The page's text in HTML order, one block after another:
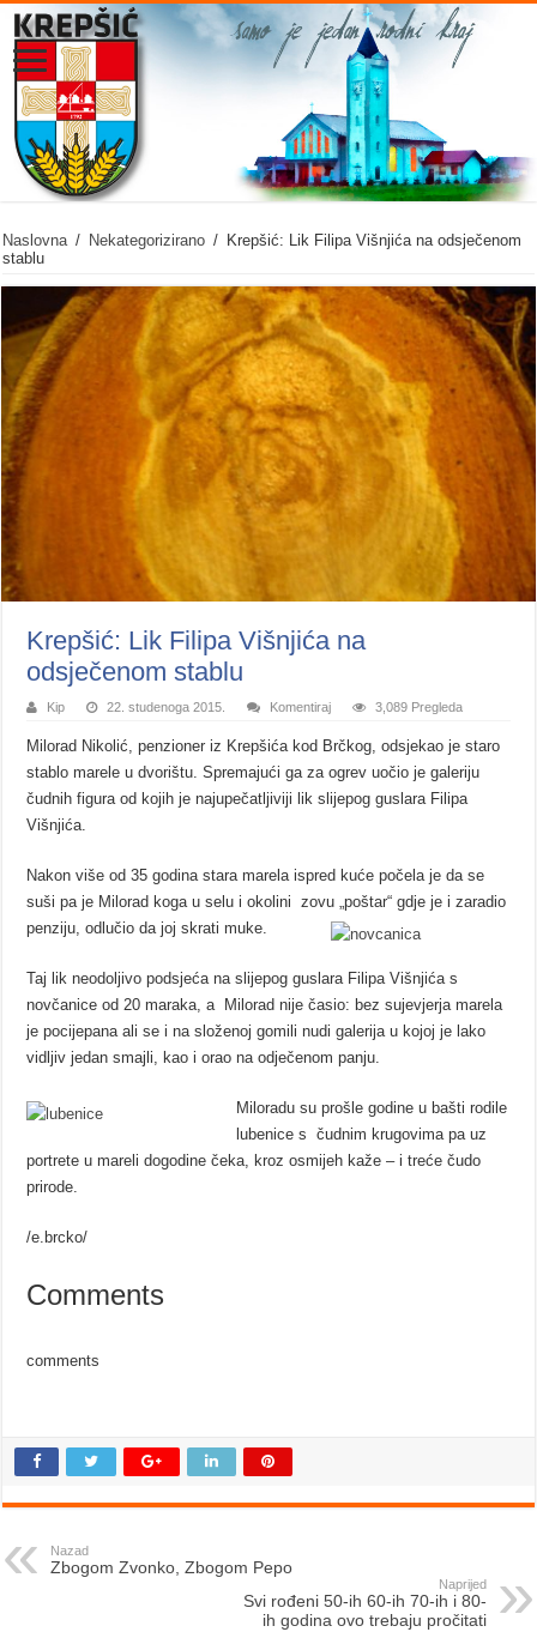
Naslovna / Nekategorizirano / Krepšić: Lik Filipa Višnjića na odsječenom
stablu
Krepšić: Lik Filipa Višnjića na
odsječenom stablu
Kip 22. studenoga 2015. Komentiraj 3,089 Pregleda
Milorad Nikolić, penzioner iz Krepšića kod Brčkog, odsjekao je staro
stablo marele u dvorištu. Spremajući ga za ogrev uočio je galeriju
čudnih figura od kojih je najupečatljiviji lik slijepog guslara Filipa
Višnjića.
Nakon više od 35 godina stara marela ispred kuće počela je da se
suši pa je Milorad koga u selu i okolini zovu „poštar“ gdje je i zaradio
penziju, odlučio da joj skrati muke.
Taj lik neodoljivo podsjeća na slijepog guslara Filipa Višnjića s
novčanice od 20 maraka, a Milorad nije časio: bez sujevjerja marela
je pocijepana ali se i na složenoj gomili nudi galerija u kojoj je lako
vidljiv jedan smajli, kao i orao na odječenom panju.
Miloradu su prošle godine u bašti rodile
lubenice s čudnim krugovima pa uz
portrete u mareli dogodine čeka, kroz osmijeh kaže – i treće čudo
prirode.
/e.brcko/
Comments
comments
Nazad
Zbogom Zvonko, Zbogom Pepo
Naprijed
Svi rođeni 50-ih 60-ih 70-ih i 80-
ih godina ovo trebaju pročitati